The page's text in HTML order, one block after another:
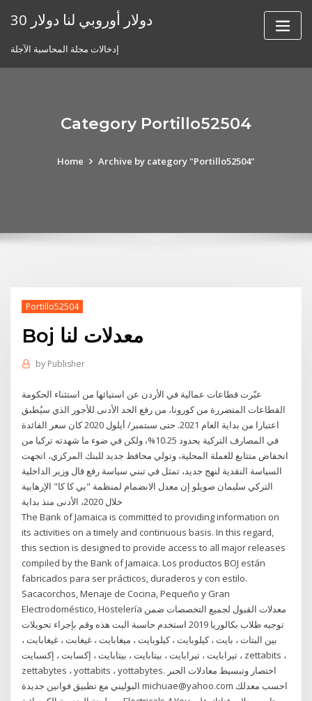
30 دولار أوروبي لنا دولار
إدخالات مجلة المحاسبة الآجلة
Category Portillo52504
Home Archive by category "Portillo52504"
Portillo52504
Boj معدلات لنا
by Publisher
عبّرت قطاعات عمالية في الأردن عن استيائها من استثناء الحكومة
القطاعات المتضررة من كورونا، من رفع الحد الأدنى للأجور الذي سيُطبق
اعتبارا من بداية العام 2021. حتى سبتمبر/ أيلول 2020 كان سعر الفائدة
في المصارف التركية بحدود 10.25%، ولكن في ضوء ما شهدته تركيا من
انخفاض متتابع للعملة المحلية، وتولي محافظ جديد للبنك المركزي، اتجهت
السياسة النقدية لنهج جديد، تمثل في تبني سياسة رفع قال وزير الداخلية
التركي سليمان صويلو إن معدل الانضمام لمنظمة "بي كا كا" الإرهابية
خلال 2020، الأدنى منذ بداية
The Bank of Jamaica is committed to providing information on
its activities on a timely and continuous basis. In this regard,
this section is designed to provide access to all major releases
compiled by the Bank of Jamaica. Los productos BOJ están
fabricados para ser prácticos, duraderos y con estilo.
Sacacorchos, Menaje de Cocina, Pequeño y Gran
Electrodoméstico, Hostelería معدلات القبول لجميع التخصصات ضمن
توجيه طلاب بكالوريا 2019 استخدم حاسبة البت هذه وقم بإجراء تحويلات
بين البتات ، بايت ، كيلوبايت ، كيلوبايت ، ميغابايت ، غيغابت ، غيغابايت ،
تيرابايت ، تيرابايت ، بيتابايت ، بيتابايت ، إكسابت ، إكسبايت ، zettabits ،
zettabytes ، yottabits ، yottabytes. اختصار وتبسيط معادلات الجبر
البوليني مع تطبيق فوانين جديدة michuae@yahoo.com احسب معدلك